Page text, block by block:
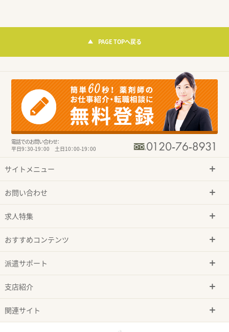
PAGE TOPへ戻る
電話でのお問い合わせ：
平日9：30-19：00 土日10：00-19：00
サイトメニュー
お問い合わせ
求人特集
おすすめコンテンツ
派遣サポート
支店紹介
関連サイト